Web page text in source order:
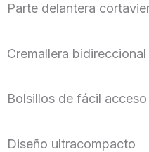
Parte delantera
Cremallera bidireccional
Bolsillos de fácil
Diseño ultracompacto